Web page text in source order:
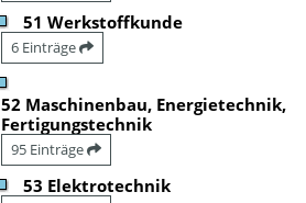
51 Werkstoffkunde
6 Einträge
52 Maschinenbau, Energietechnik,
Fertigungstechnik
95 Einträge
53 Elektrotechnik